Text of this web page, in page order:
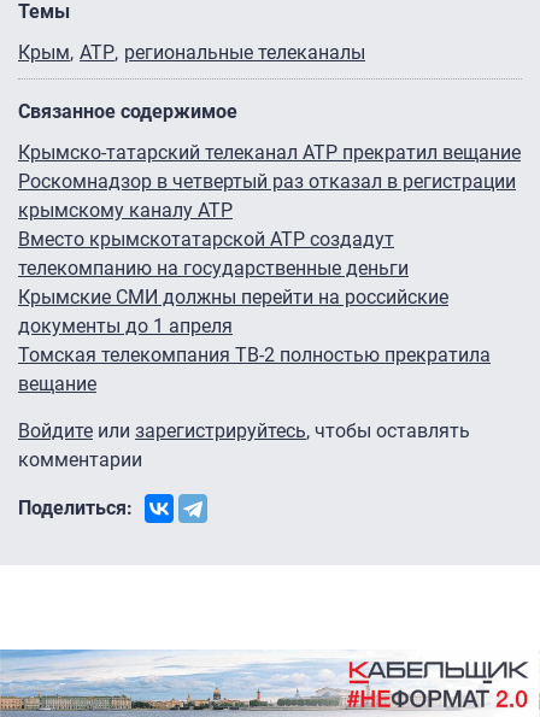
Темы
Крым АТР региональные телеканалы
Связанное содержимое
Крымско-татарский телеканал АТР прекратил вещание
Роскомнадзор в четвертый раз отказал в регистрации
крымскому каналу АТР
Вместо крымскотатарской АТР создадут
телекомпанию на государственные деньги
Крымские СМИ должны перейти на российские
документы до 1 апреля
Томская телекомпания ТВ-2 полностью прекратила
вещание
Войдите или зарегистрируйтесь, чтобы оставлять
комментарии
Поделиться: